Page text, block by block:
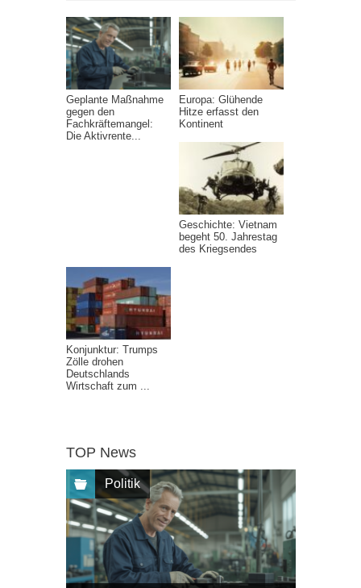
Geplante Maßnahme
gegen den
Fachkräftemangel:
Die Aktivrente...
Europa: Glühende
Hitze erfasst den
Kontinent
Geschichte: Vietnam
begeht 50. Jahrestag
des Kriegsendes
Konjunktur: Trumps
Zölle drohen
Deutschlands
Wirtschaft zum ...
TOP News
Politik